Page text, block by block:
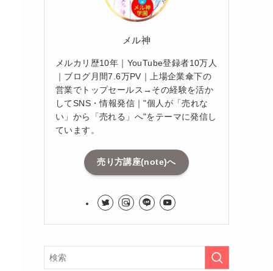
メル神
メルカリ歴10年｜YouTube登録者10万人
｜ブログ月間7.6万PV｜上場企業傘下の
営業でトップセールス→その経験を活か
してSNS・情報発信｜"個人が「売れな
い」から「売れる」へ"をテーマに発信し
ています。
売り方講座(note)へ